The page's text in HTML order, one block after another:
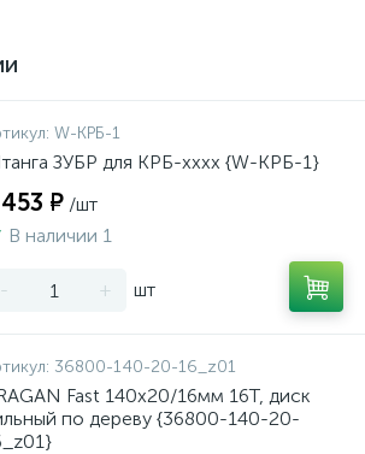
W-КРБ-1
ЗУБР для КРБ-хххх {W-КРБ-1}
₽ /шт
В наличии 1
- + шт
36800-140-20-16_z01
Fast 140x20/16мм 16Т, диск
по дереву {36800-140-20-